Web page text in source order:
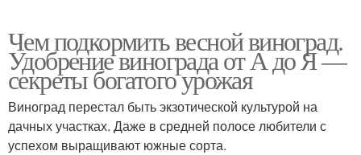
Чем подкормить весной виноград.
Удобрение винограда от А до Я —
секреты богатого урожая
Виноград перестал быть экзотической культурой на
дачных участках. Даже в средней полосе любители с
успехом выращивают южные сорта.